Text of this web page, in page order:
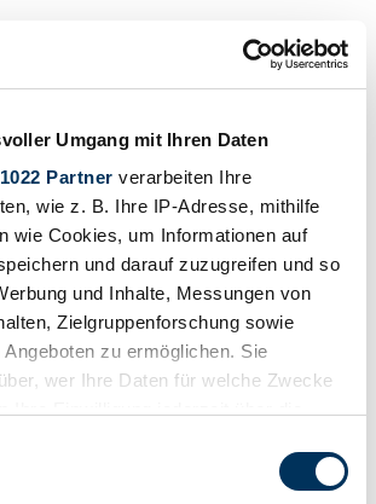
Umgang mit Ihren Daten
Partner verarbeiten Ihre
wie z. B. Ihre IP-Adresse, mithilfe
wie Cookies, um Informationen auf
und darauf zuzugreifen und so
und Inhalte, Messungen von
Zielgruppenforschung sowie
zu ermöglichen. Sie
wer Ihre Daten für welche Zwecke
oder widerrufen